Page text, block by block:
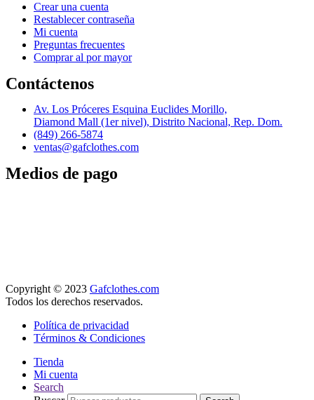
Crear una cuenta
Restablecer contraseña
Mi cuenta
Preguntas frecuentes
Comprar al por mayor
Contáctenos
Av. Los Próceres Esquina Euclides Morillo,
Diamond Mall (1er nivel), Distrito Nacional, Rep. Dom.
(849) 266-5874
ventas@gafclothes.com
Medios de pago
Copyright © 2023 Gafclothes.com
Todos los derechos reservados.
Política de privacidad
Términos & Condiciones
Tienda
Mi cuenta
Search